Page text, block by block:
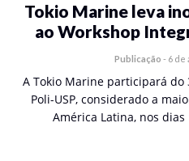
Tokio Marine leva
ao Workshop
Publicação - 6 de
A Tokio Marine participará do
Poli-USP, considerado a
América Latina, nos